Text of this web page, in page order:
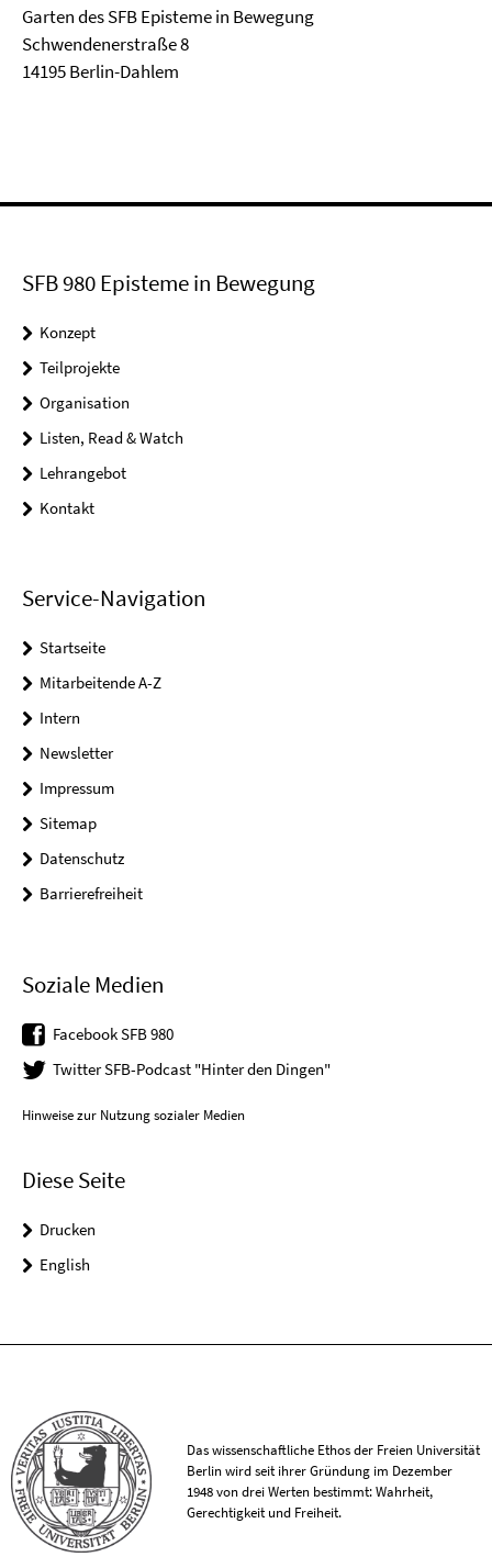
Garten des SFB Episteme in Bewegung
Schwendenerstraße 8
14195 Berlin-Dahlem
SFB 980 Episteme in Bewegung
Konzept
Teilprojekte
Organisation
Listen, Read & Watch
Lehrangebot
Kontakt
Service-Navigation
Startseite
Mitarbeitende A-Z
Intern
Newsletter
Impressum
Sitemap
Datenschutz
Barrierefreiheit
Soziale Medien
Facebook SFB 980
Twitter SFB-Podcast "Hinter den Dingen"
Hinweise zur Nutzung sozialer Medien
Diese Seite
Drucken
English
Das wissenschaftliche Ethos der Freien Universität
Berlin wird seit ihrer Gründung im Dezember
1948 von drei Werten bestimmt: Wahrheit,
Gerechtigkeit und Freiheit.